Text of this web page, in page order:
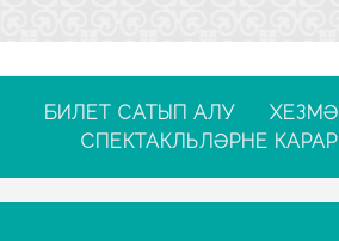
БИЛЕТ САТЫП АЛУ
СПЕКТАКЛЬЛӘРНЕ